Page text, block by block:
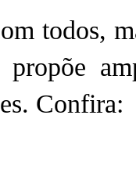
todos,
propõe
Confira: